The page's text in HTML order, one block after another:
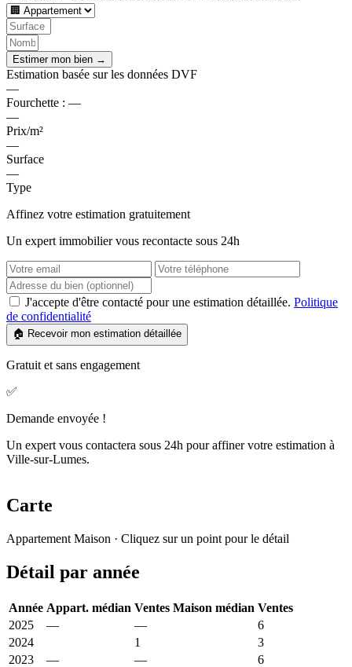
Estimer mon bien →
Estimation basée sur les données DVF
—
Fourchette : —
—
Prix/m²
—
Surface
—
Type
Affinez votre estimation gratuitement
Un expert immobilier vous recontacte sous 24h
J'accepte d'être contacté pour une estimation détaillée. Politique
de confidentialité
🏠 Recevoir mon estimation détaillée
Gratuit et sans engagement
✅
Demande envoyée !
Un expert vous contactera sous 24h pour affiner votre estimation à
Ville-sur-Lumes.
Carte
−
Appartement Maison · Cliquez sur un point pour le détail
Détail par année
Année Appart. médian Ventes Maison médian Ventes
2025
— —
6
2024
1
3
2023
— —
6